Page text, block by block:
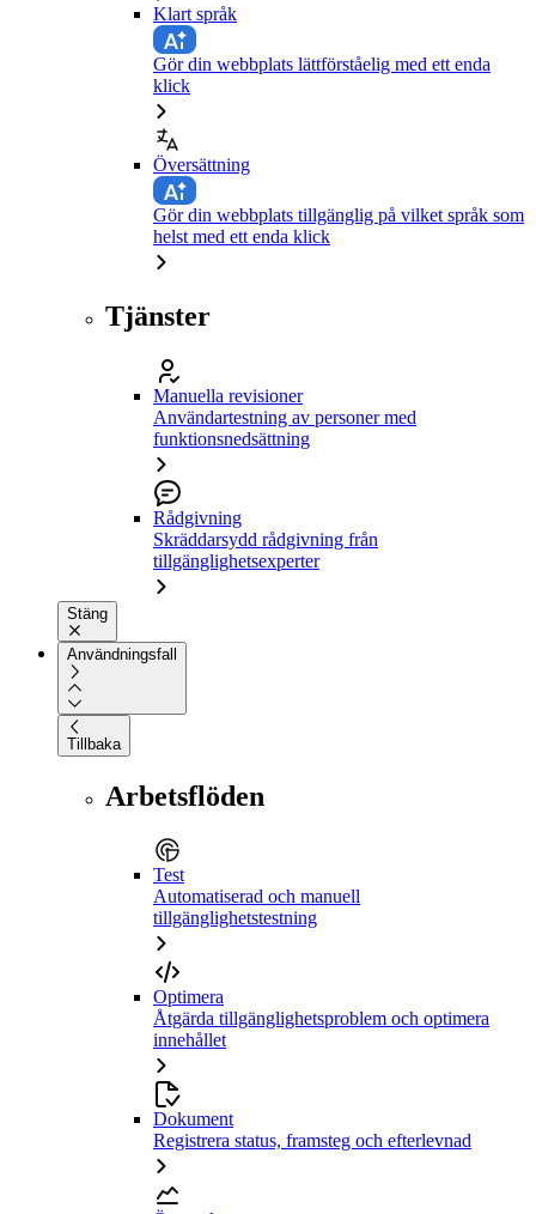
Klart språk
Gör din webbplats lättförståelig med ett enda
klick
Översättning
Gör din webbplats tillgänglig på vilket språk som
helst med ett enda klick
Tjänster
Manuella revisioner
Användartestning av personer med
funktionsnedsättning
Rådgivning
Skräddarsydd rådgivning från
tillgänglighetsexperter
Stäng
Användningsfall
Tillbaka
Arbetsflöden
Test
Automatiserad och manuell
tillgänglighetstestning
Optimera
Åtgärda tillgänglighetsproblem och optimera
innehållet
Dokument
Registrera status, framsteg och efterlevnad